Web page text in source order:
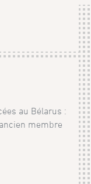
au Bélarus :
membre